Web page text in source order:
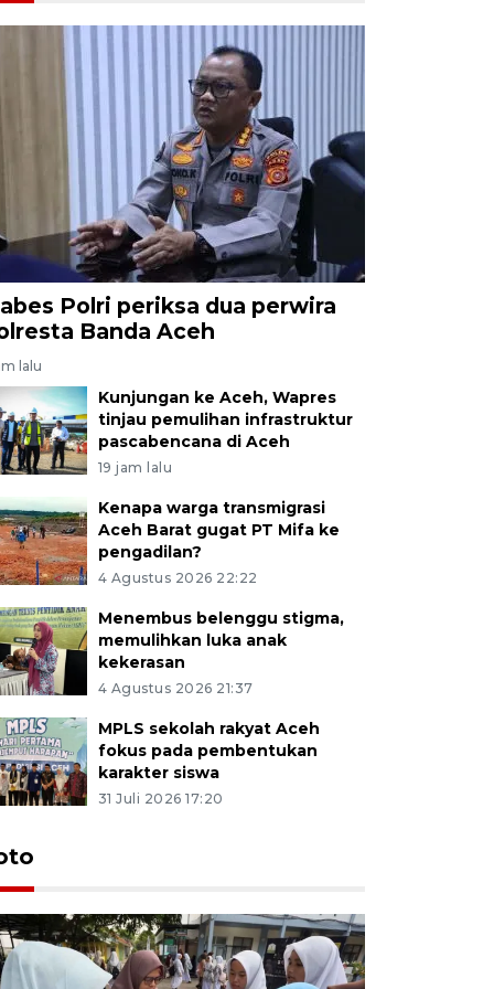
Polri periksa dua perwira
Banda Aceh
lalu
Kunjungan ke Aceh, Wapres
tinjau pemulihan infrastruktur
pascabencana di Aceh
19 jam lalu
Kenapa warga transmigrasi
Aceh Barat gugat PT Mifa ke
pengadilan?
4 Agustus 2026 22:22
Menembus belenggu stigma,
memulihkan luka anak
kekerasan
4 Agustus 2026 21:37
MPLS sekolah rakyat Aceh
fokus pada pembentukan
karakter siswa
31 Juli 2026 17:20